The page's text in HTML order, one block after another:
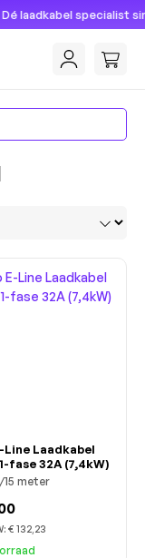
sinds 2013
Line Laadkabel
fase 32A (7,4kW)
meter
€ 132,23